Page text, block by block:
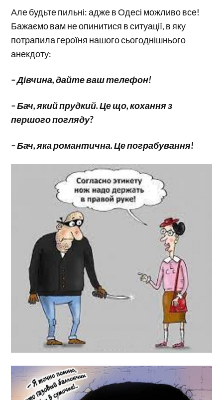
Але будьте пильні: адже в Одесі можливо все!
Бажаємо вам не опинитися в ситуації, в яку
потрапила героїня нашого сьогоднішнього
анекдоту:
– Дівчина, дайте ваш телефон!
– Бач, який прудкий. Це що, кохання з
першого погляду?
– Бач, яка романтична. Це пограбування!